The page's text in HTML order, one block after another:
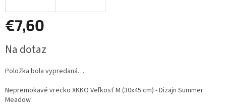
€7,60
cena:
Na dotaz
Položka bola vypredaná…
Nepremokavé vrecko XKKO Veľkosť M (30x45 cm) - Dizajn Summer
Meadow